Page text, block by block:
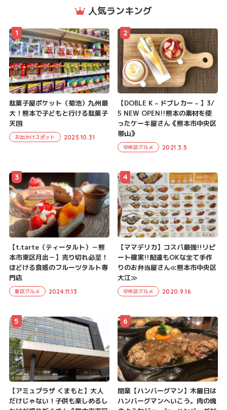
人気ランキング
駄菓子屋ポケット（菊池）九州最
大！熊本で子どもと行ける駄菓子
天国
お出かけスポット 2025.10.31
1
【DOBLE K – ドブレカー – 】3/
5 NEW OPEN!!熊本の素材を使
ったケーキ屋さん《熊本市中央区
帯山》
中央区グルメ 2021.3.5
2
【t.tarte（ティータルト）－熊
本市東区月出－】売り切れ必至！
ほどける食感のフルーツタルト専
門店
東区グルメ 2024.11.13
3
【ママデリカ】コスパ最強!!リピ
ート確実!!配達もOKな全て手作
りのお弁当屋さん≪熊本市中央区
大江≫
中央区グルメ 2020.9.16
4
【アミュプラザ くまもと】大人
だけじゃない！子供も楽しめるし
5
閉業【ハンバーグマン】木曜日は
ハンバーグマンへいこう。肉の塊
6